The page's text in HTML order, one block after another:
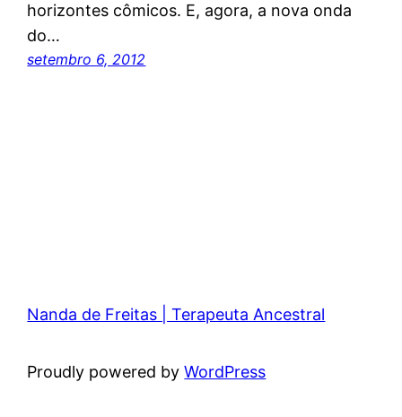
horizontes cômicos. E, agora, a nova onda
do…
setembro 6, 2012
Nanda de Freitas | Terapeuta Ancestral
Proudly powered byWordPress